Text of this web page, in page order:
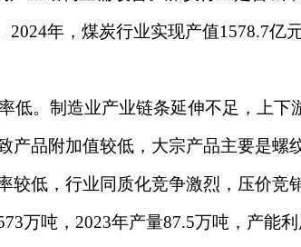
2024年，煤炭行业实现产值1578.7
。制造业产业链条延伸不足，上下
产品附加值较低，大宗产品主要是螺
较低，行业同质化竞争激烈，压价竞
万吨，2023年产量87.5万吨，产能